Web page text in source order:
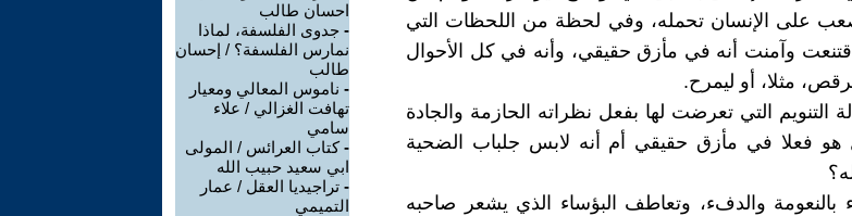
على الإنسان تحمله، وفي لحظة من اللحظات التي
وآمنت أنه في مأزق حقيقي، وأنه في كل الأحوال
مثلا، أو ليمرح.
التي تعرضت لها بفعل نظراته الحازمة والجادة
هو فعلا في مأزق حقيقي أم أنه لابس جلباب الضحية
بالنعومة والدفء، وتعاطف البؤساء الذي يشعر صاحبه
احسان طالب
- جدوى الفلسفة، لماذا
نمارس الفلسفة؟ / إحسان
طالب
- ناموس المعالي ومعيار
تهافت الغزالي / علاء
سامي
-كتاب العرائس / المولى
ابي سعيد حبيب الله
- تراجيديا العقل / عمار
التميمي